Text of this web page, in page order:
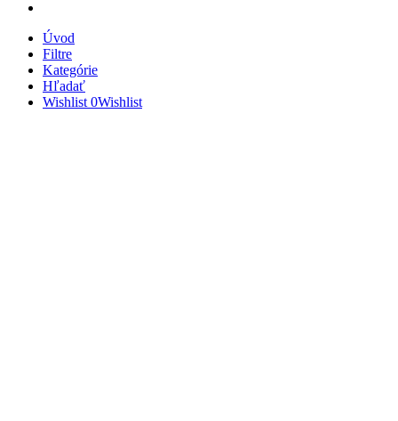
Úvod
Filtre
Kategórie
Hľadať
Wishlist 0Wishlist